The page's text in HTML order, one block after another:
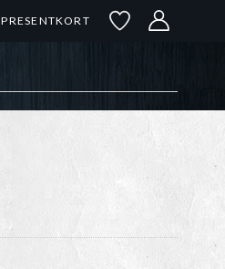
PRESENTKORT